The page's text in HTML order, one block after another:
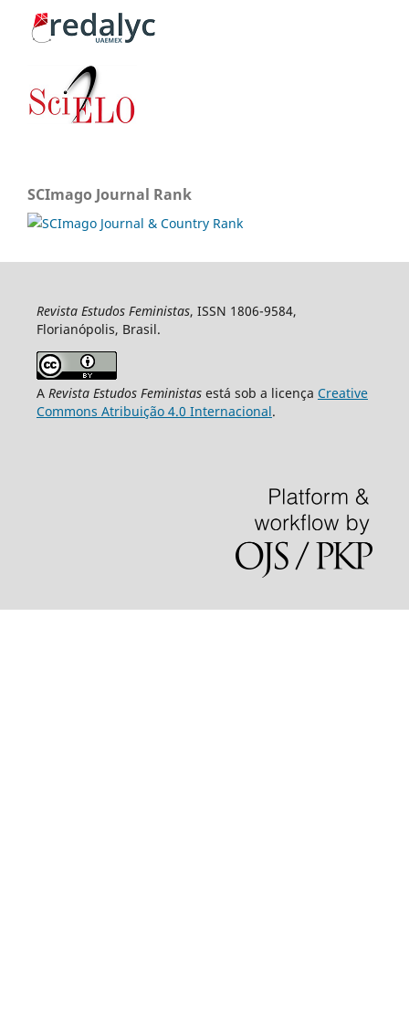
SCImago Journal Rank
Revista Estudos Feministas, ISSN 1806-9584,
Florianópolis, Brasil.
A Revista Estudos Feministasestá sob a licença Creative
Commons Atribuição 4.0 Internacional.